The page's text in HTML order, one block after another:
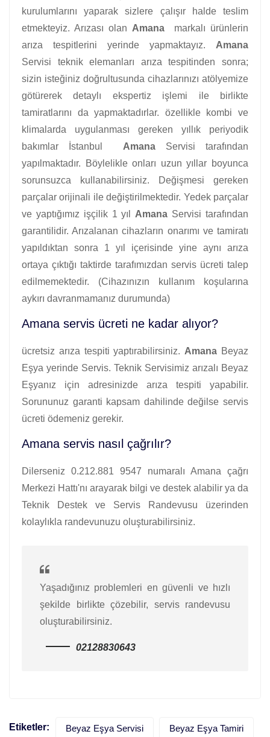
kurulumlarını yaparak sizlere çalışır halde teslim
etmekteyiz. Arızası olan Amana markalı ürünlerin
arıza tespitlerini yerinde yapmaktayız. Amana
Servisi teknik elemanları arıza tespitinden sonra;
sizin isteğiniz doğrultusunda cihazlarınızı atölyemize
götürerek detaylı ekspertiz işlemi ile birlikte
tamiratlarını da yapmaktadırlar. özellikle kombi ve
klimalarda uygulanması gereken yıllık periyodik
bakımlar İstanbul Amana Servisi tarafından
yapılmaktadır. Böylelikle onları uzun yıllar boyunca
sorunsuzca kullanabilirsiniz. Değişmesi gereken
parçalar orijinali ile değiştirilmektedir. Yedek parçalar
ve yaptığımız işçilik 1 yıl Amana Servisi tarafından
garantilidir. Arızalanan cihazların onarımı ve tamiratı
yapıldıktan sonra 1 yıl içerisinde yine aynı arıza
ortaya çıktığı taktirde tarafımızdan servis ücreti talep
edilmemektedir. (Cihazınızın kullanım koşularına
aykırı davranmamanız durumunda)
Amana servis ücreti ne kadar alıyor?
ücretsiz arıza tespiti yaptırabilirsiniz. Amana Beyaz
Eşya yerinde Servis. Teknik Servisimiz arızalı Beyaz
Eşyanız için adresinizde arıza tespiti yapabilir.
Sorununuz garanti kapsam dahilinde değilse servis
ücreti ödemeniz gerekir.
Amana servis nasıl çağrılır?
Dilerseniz 0.212.881 9547 numaralı Amana çağrı
Merkezi Hattı'nı arayarak bilgi ve destek alabilir ya da
Teknik Destek ve Servis Randevusu üzerinden
kolaylıkla randevunuzu oluşturabilirsiniz.
Yaşadığınız problemleri en güvenli ve hızlı
şekilde birlikte çözebilir, servis randevusu
oluşturabilirsiniz.
02128830643
Etiketler: Beyaz Eşya Servisi Beyaz Eşya Tamiri